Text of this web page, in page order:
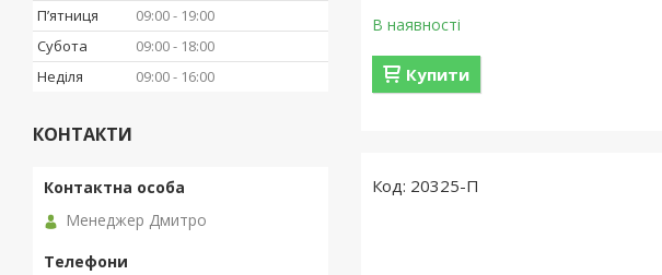
В наявності
Купити
20325-П
Пʼятниця
09:00
19:00
Субота
09:00
18:00
Неділя
09:00 16:00
КОНТАКТИ
Менеджер Дмитро